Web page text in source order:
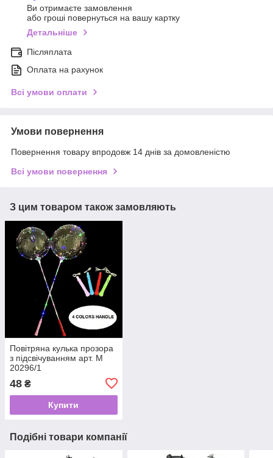
Ви отримаєте замовлення
або гроші повернуться на вашу картку
Детальніше
Післяплата
Оплата на рахунок
Всі умови оплати
Умови повернення
Повернення товару впродовж 14 днів за домовленістю
Всі умови повернення
З цим товаром також замовляють
Повітряна кулька прозора
з підсвічуванням арт. М
20296/1
48 ₴
Купити
Подібні товари компанії